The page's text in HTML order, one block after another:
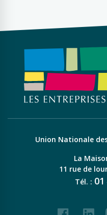
Union Nationale
La
11 rue de
Tél. : 01
Facebook